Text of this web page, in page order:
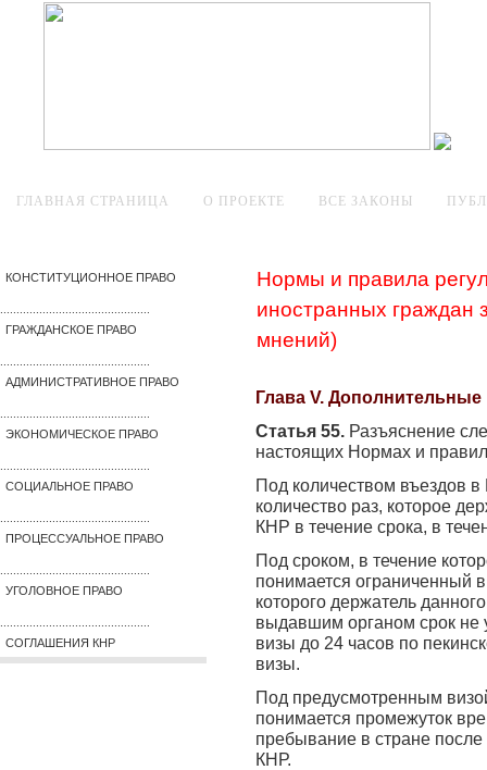
ГЛАВНАЯ СТРАНИЦА О ПРОЕКТЕ ВСЕ ЗАКОНЫ
КОНСТИТУЦИОННОЕ ПРАВО
ГРАЖДАНСКОЕ ПРАВО
АДМИНИСТРАТИВНОЕ ПРАВО
ЭКОНОМИЧЕСКОЕ ПРАВО
СОЦИАЛЬНОЕ ПРАВО
ПРОЦЕССУАЛЬНОЕ ПРАВО
УГОЛОВНОЕ ПРАВО
СОГЛАШЕНИЯ КНР
Нормы и правила
иностранных граждан
мнений)
Глава V.
Статья 55. Разъяснение
настоящих Нормах и
Под количеством въездов
количество раз, которое
КНР в течение срока, в
Под сроком, в течение
понимается ограниченный
которого держатель
выдавшим органом срок не
визы до 24 часов по
визы.
Под предусмотренным
понимается промежуток
пребывание в стране
КНР.